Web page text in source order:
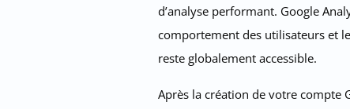
d’analyse performant. Google
comportement des utilisateurs et
reste globalement accessible.
Après la création de votre compte